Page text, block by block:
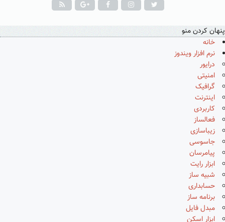
پنهان کردن منو
خانه
نرم افزار ویندوز
درایور
امنیتی
گرافیک
اینترنت
کاربردی
فعالساز
زیباسازی
جاسوسی
پیامرسان
ابزار رایت
شبیه ساز
حسابداری
برنامه ساز
مبدل فایل
ابزار اسکن